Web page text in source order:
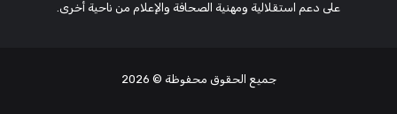
على دعم استقلالية ومهنية الصحافة والإعلام من ناحية أخرى.
جميع الحقوق محفوظة © 2026